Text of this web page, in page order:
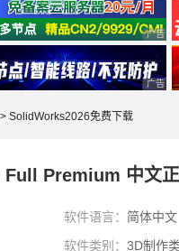
性选择 广告 商
性选择 广告
> SolidWorks2026免费下载
Premium 中文
软件语言： 简体中文
软件类别：3D制作类